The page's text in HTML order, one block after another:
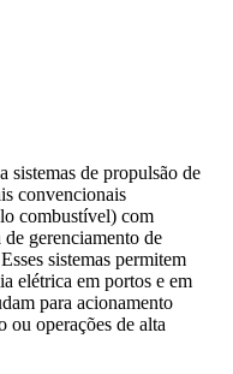
sistemas de propulsão de
convencionais
combustível) com
gerenciamento de
sistemas permitem
elétrica em portos e em
para acionamento
ou operações de alta